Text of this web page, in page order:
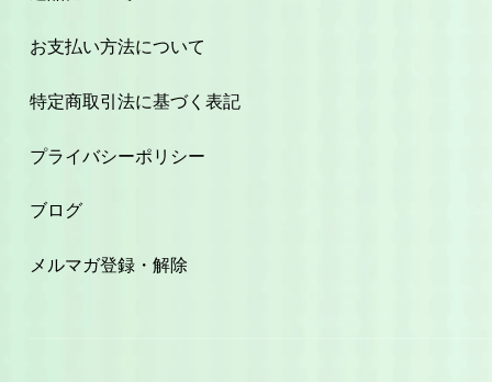
お支払い方法について
特定商取引法に基づく表記
プライバシーポリシー
ブログ
メルマガ登録・解除